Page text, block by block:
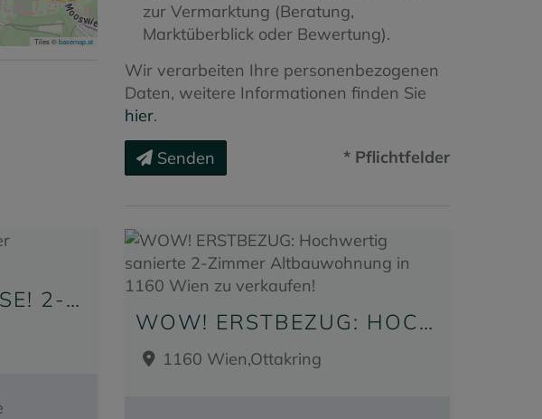
Tiles ©basemap.at
zur Vermarktung (Beratung,
Marktüberblick oder Bewertung).
Wir verarbeiten Ihre personenbezogenen
Daten, weitere Informationen finden Sie
hier.
Senden * Pflichtfelder
IHR NEUES ZUHAUSE! 2-ZIMMER NEUBAUWOHNUNG INKL. LOGGIA!!
WOW! ERSTBEZUG: HOCHWERTIG SANIERTE 2-ZIMMER ALTBAUWOHNUNG IN 1160 WIEN ZU VERKAUFEN!
1160 Wien,Ottakring